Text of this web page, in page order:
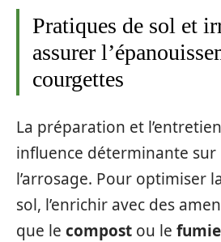
Pratiques de sol et
assurer
courgettes
La préparation et
influence déterminante sur
l’arrosage. Pour optimiser
sol, l’enrichir avec des
que le compost ou le